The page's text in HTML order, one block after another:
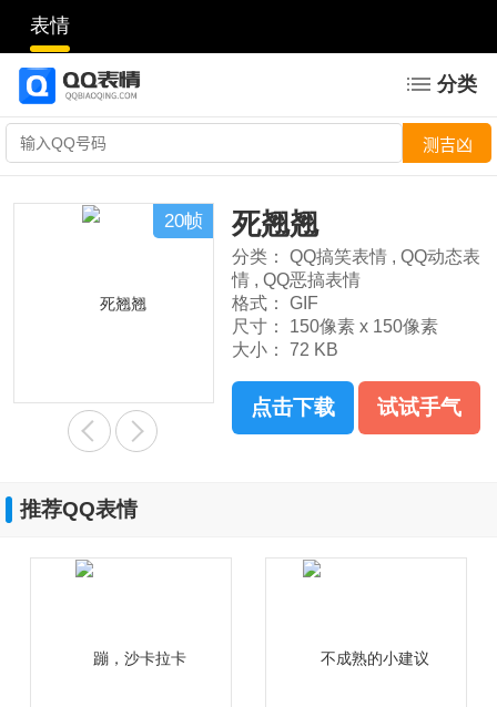
表情
分类
20帧 死翘翘
分类： QQ搞笑表情 , QQ动态表
情 , QQ恶搞表情
格式：
GIF
尺寸：
150像素 x 150像素
大小：
72 KB
点击下载 试试手气
推荐QQ表情